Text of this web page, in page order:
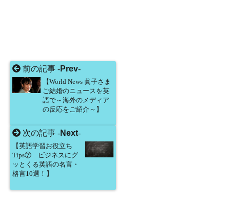
前の記事 -Prev-
【World News 眞子さま
ご結婚のニュースを英
語で～海外のメディア
の反応をご紹介～】
次の記事 -Next-
【英語学習お役立ち
Tips⑦ ビジネスにグ
ッとくる英語の名言・
格言10選！】